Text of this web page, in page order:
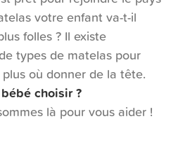
votre enfant va-t-il
folles ? Il existe
types de matelas pour
où donner de la tête.
choisir ?
là pour vous aider !